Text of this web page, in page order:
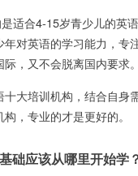
合4-15岁青少儿的英
年对英语的学习能力，专
，又不会脱离国内要求。
大培训机构，结合自身
，专业的才是更好的。